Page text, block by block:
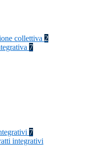
collettiva 2
7
7
integrativi